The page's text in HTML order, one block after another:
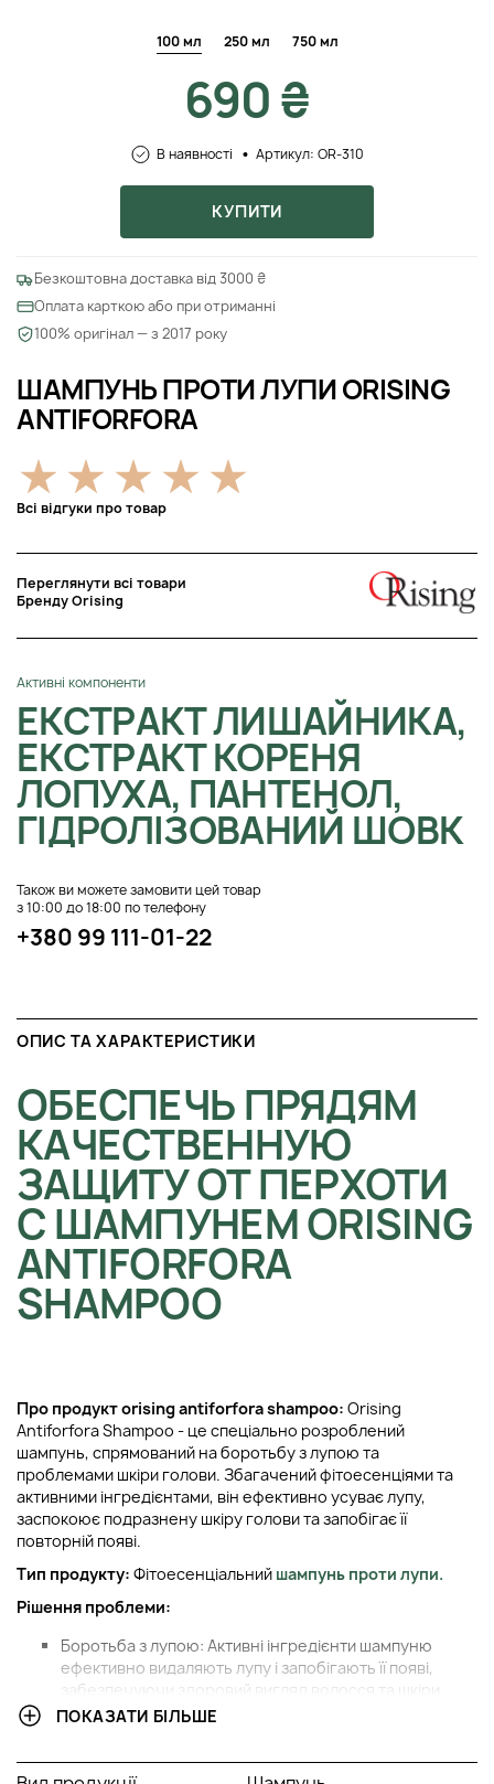
ШАМПУНЬ ПРОТИ ЛУПИ ORISING
ANTIFORFORA
Всі відгуки про товар
Переглянути всі товари
Бренду Orising
Активні компоненти
ЕКСТРАКТ ЛИШАЙНИКА,
ЕКСТРАКТ КОРЕНЯ
ЛОПУХА, ПАНТЕНОЛ,
ГІДРОЛІЗОВАНИЙ ШОВК
Також ви можете замовити цей товар
з 10:00 до 18:00 по телефону
+380 99 111-01-22
100 мл 250 мл 750 мл
690 ₴
В наявності Артикул: OR-310
КУПИТИ
Безкоштовна доставка від 3000 ₴
Оплата карткою або при отриманні
100% оригінал — з 2017 року
ОПИС ТА ХАРАКТЕРИСТИКИ
ОБЕСПЕЧЬ ПРЯДЯМ
КАЧЕСТВЕННУЮ
ЗАЩИТУ ОТ ПЕРХОТИ
С ШАМПУНЕМ ORISING
ANTIFORFORA
SHAMPOO
Про продукт orising antiforfora shampoo: Orising
Antiforfora Shampoo - це спеціально розроблений
шампунь, спрямований на боротьбу з лупою та
проблемами шкіри голови. Збагачений фітоесенціями та
активними інгредієнтами, він ефективно усуває лупу,
заспокоює подразнену шкіру голови та запобігає її
повторній появі.
Тип продукту: Фітоесенціальний шампунь проти лупи.
Рішення проблеми:
Боротьба з лупою: Активні інгредієнти шампуню
ефективно видаляють лупу і запобігають її появі,
забезпечуючи здоровий вигляд волосся та шкіри
голови.
подразнення та зволожити шкіру голови, запобігаючи
ПОКАЗАТИ БІЛЬШЕ